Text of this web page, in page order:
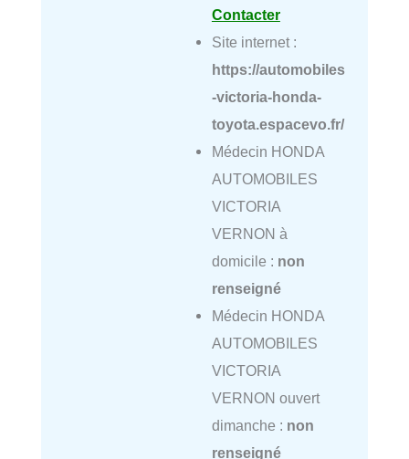
Contacter
Site internet :
https://automobiles
-victoria-honda-
toyota.espacevo.fr/
Médecin HONDA
AUTOMOBILES
VICTORIA
VERNON à
domicile : non
renseigné
Médecin HONDA
AUTOMOBILES
VICTORIA
VERNON ouvert
dimanche : non
renseigné